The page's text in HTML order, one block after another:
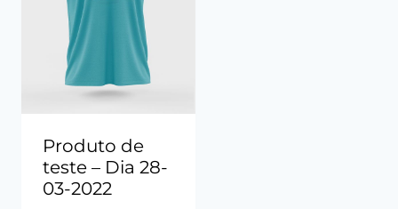
Produto de
teste – Dia 28-
03-2022